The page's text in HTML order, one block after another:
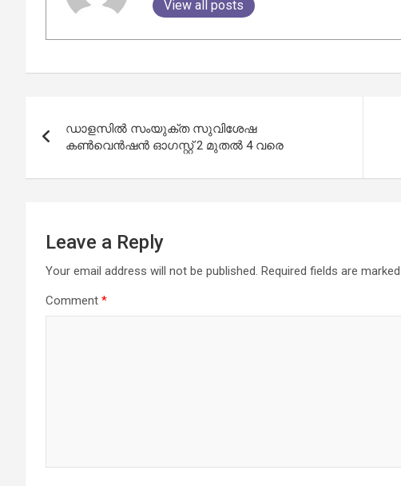
View all posts
navigation
ഡാളസില്‍ സംയുക്ത സുവിശേഷ
കണ്‍വെന്‍ഷന്‍ ഓഗസ്റ്റ് 2 മുതല്‍ 4 വരെ
Leave a Reply
Your email address will not be published. Required fields are marked
Comment *